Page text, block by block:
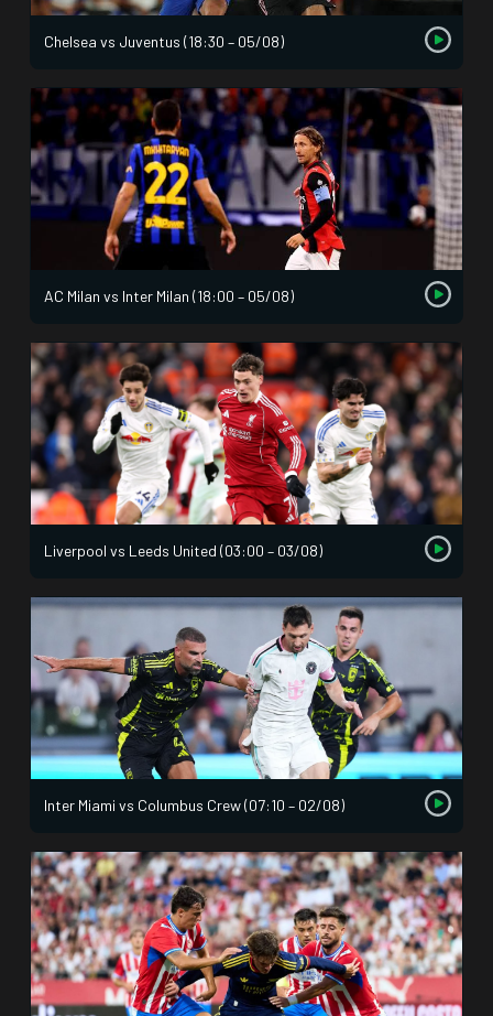
Chelsea vs Juventus (18:30 – 05/08)
AC Milan vs Inter Milan (18:00 – 05/08)
Liverpool vs Leeds United (03:00 – 03/08)
Inter Miami vs Columbus Crew (07:10 – 02/08)